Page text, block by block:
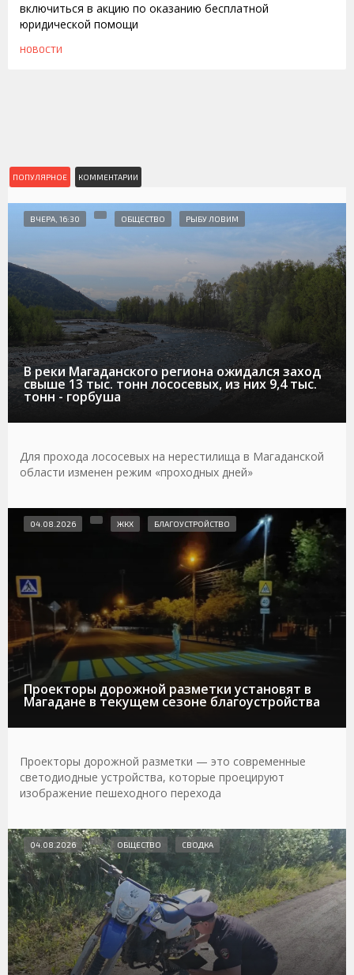
включиться в акцию по оказанию бесплатной
юридической помощи
НОВОСТИ
ПОПУЛЯРНОЕ КОММЕНТАРИИ
В реки Магаданского региона ожидался заход
свыше 13 тыс. тонн лососевых, из них 9,4 тыс.
тонн - горбуша
ВЧЕРА, 16:30 ОБЩЕСТВО РЫБУ ЛОВИМ
Для прохода лососевых на нерестилища в Магаданской
области изменен режим «проходных дней»
Проекторы дорожной разметки установят в
Магадане в текущем сезоне благоустройства
04.08.2026 ЖКХ БЛАГОУСТРОЙСТВО
Проекторы дорожной разметки — это современные
светодиодные устройства, которые проецируют
изображение пешеходного перехода
04.08.2026 ОБЩЕСТВО СВОДКА